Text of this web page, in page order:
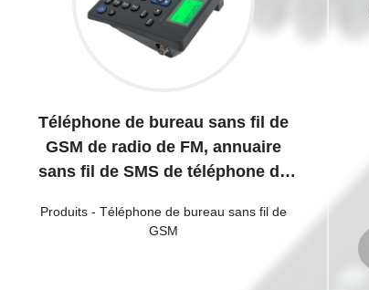
Téléphone de bureau sans fil de
GSM de radio de FM, annuaire
sans fil de SMS de téléphone de
Produits - Téléphone de bureau sans fil de
GSM